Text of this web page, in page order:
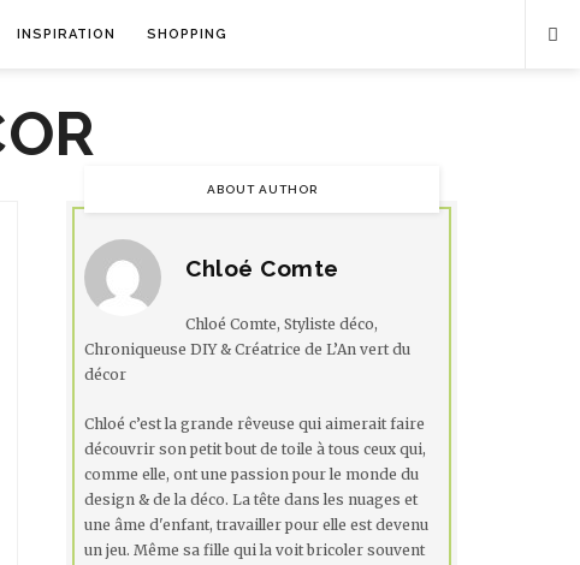
INSPIRATION SHOPPING
ABOUT AUTHOR
Chloé Comte
Chloé Comte, Styliste déco,
Chroniqueuse DIY & Créatrice de L’An vert du
décor
Chloé c’est la grande rêveuse qui aimerait faire
découvrir son petit bout de toile à tous ceux qui,
comme elle, ont une passion pour le monde du
design & de la déco. La tête dans les nuages et
une âme d'enfant, travailler pour elle est devenu
un jeu. Même sa fille qui la voit bricoler souvent